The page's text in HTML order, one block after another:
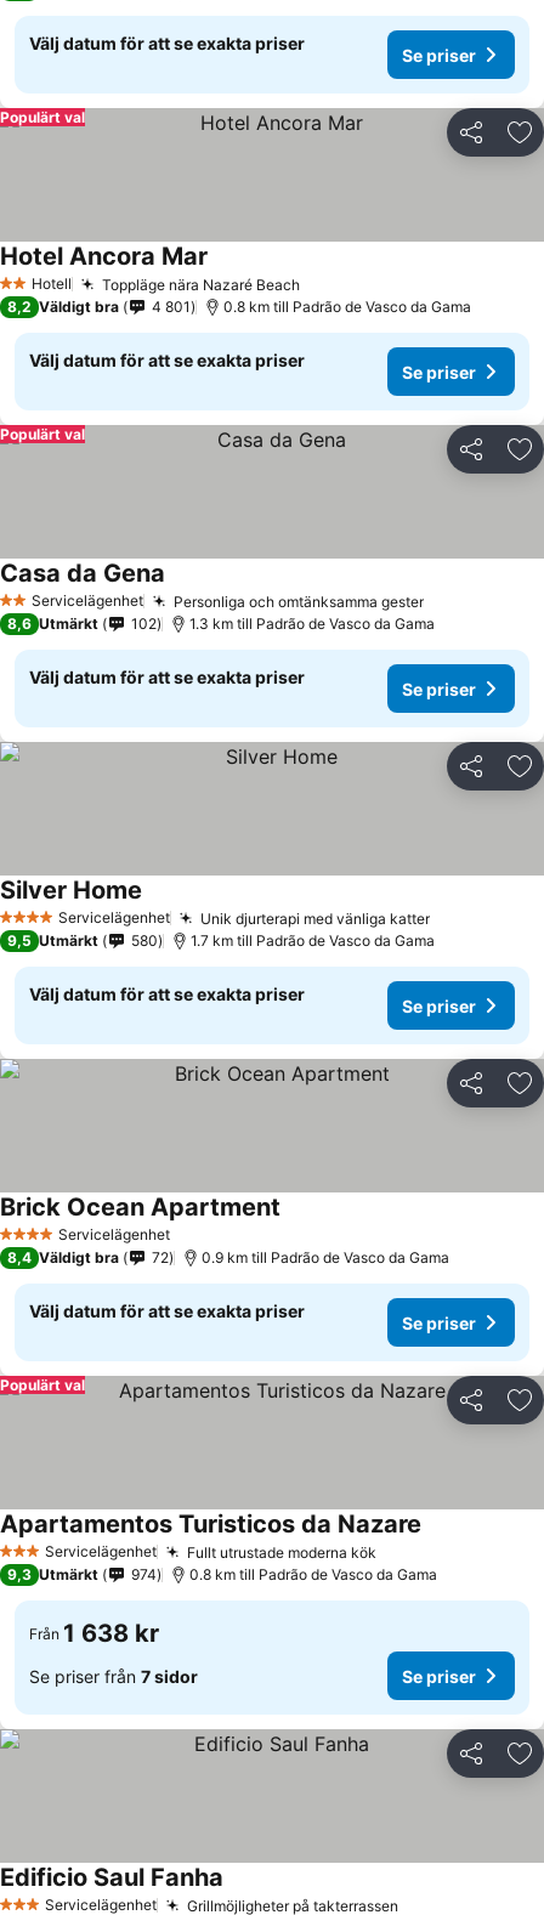
Välj datum för att se exakta priser
Se priser
Dela
Populärt val
2 Stjärnor
Hotell Toppläge nära Nazaré Beach
Hotel Ancora Mar
8,2 Väldigt bra 4 801 0.8 km till Padrão de Vasco da Gama
Välj datum för att se exakta priser
Se priser
Dela
Populärt val
2 StjärnorServicelägenhet Personliga och omtänksamma gester
Casa da Gena
8,6 Utmärkt 102 1.3 km till Padrão de Vasco da Gama
Välj datum för att se exakta priser
Se priser
Dela
4 StjärnorServicelägenhet Unik djurterapi med vänliga katter
Silver Home
9,5 Utmärkt 580 1.7 km till Padrão de Vasco da Gama
Välj datum för att se exakta priser
Se priser
Dela
4 StjärnorServicelägenhet
Brick Ocean Apartment
8,4 Väldigt bra 72 0.9 km till Padrão de Vasco da Gama
Välj datum för att se exakta priser
Se priser
Dela
Populärt val
3 StjärnorServicelägenhet Fullt utrustade moderna kök
Apartamentos Turisticos da Nazare
9,3 Utmärkt 974 0.8 km till Padrão de Vasco da Gama
Från 1 638 kr
Se priser från 7 sidor Se priser
Dela
Servicelägenhet Grillmöjligheter på takterrassen
Edificio Saul Fanha